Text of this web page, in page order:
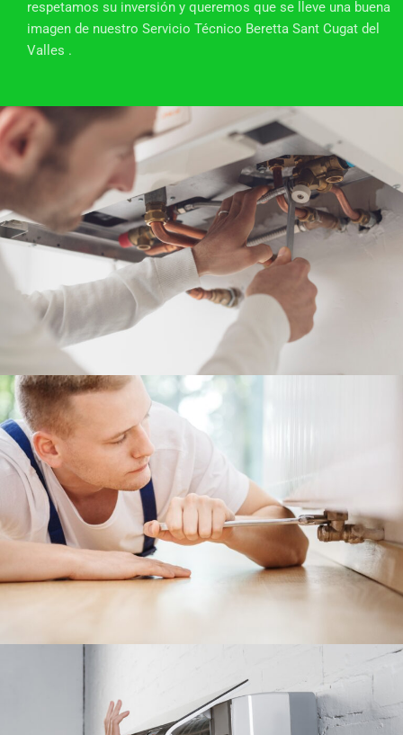
respetamos su inversión y queremos que se lleve una buena
imagen de nuestro Servicio Técnico Beretta Sant Cugat del
Valles .